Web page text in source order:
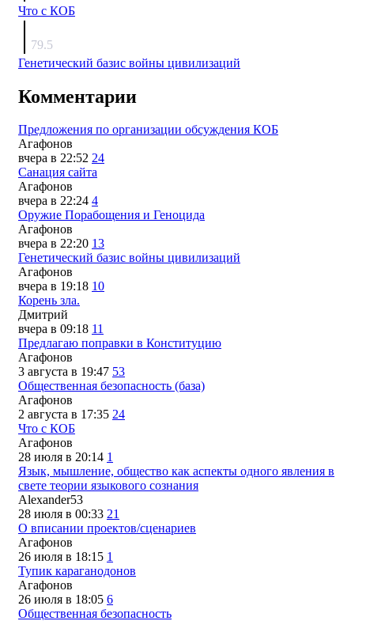
Что с КОБ
79.5
Генетический базис войны цивилизаций
Комментарии
Предложения по организации обсуждения КОБ
Агафонов
вчера в 22:52 24
Санация сайта
Агафонов
вчера в 22:24 4
Оружие Порабощения и Геноцида
Агафонов
вчера в 22:20 13
Генетический базис войны цивилизаций
Агафонов
вчера в 19:18 10
Корень зла.
Дмитрий
вчера в 09:18 11
Предлагаю поправки в Конституцию
Агафонов
3 августа в 19:47 53
Общественная безопасность (база)
Агафонов
2 августа в 17:35 24
Что с КОБ
Агафонов
28 июля в 20:14 1
Язык, мышление, общество как аспекты одного явления в
свете теории языкового сознания
Alexander53
28 июля в 00:33 21
О вписании проектов/сценариев
Агафонов
26 июля в 18:15 1
Тупик караганодонов
Агафонов
26 июля в 18:05 6
Общественная безопасность